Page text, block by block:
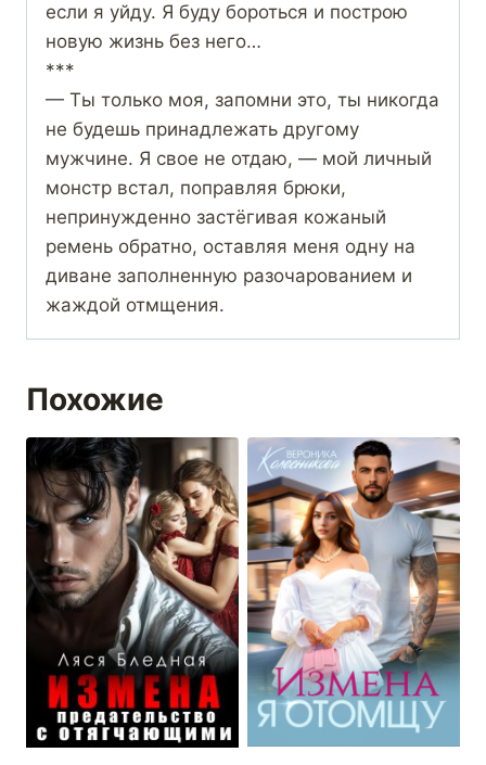
если я уйду. Я буду бороться и построю
новую жизнь без него…
***
— Ты только моя, запомни это, ты никогда
не будешь принадлежать другому
мужчине. Я свое не отдаю, — мой личный
монстр встал, поправляя брюки,
непринужденно застёгивая кожаный
ремень обратно, оставляя меня одну на
диване заполненную разочарованием и
жаждой отмщения.
Похожие